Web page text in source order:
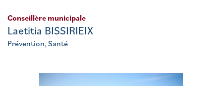
Conseillère municipale
Laetitia BISSIRIEIX
Prévention, Santé